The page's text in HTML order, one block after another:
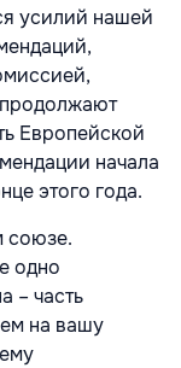
усилий нашей
продолжают
Европейской
начала
этого года.
союзе.
одно
– часть
на вашу